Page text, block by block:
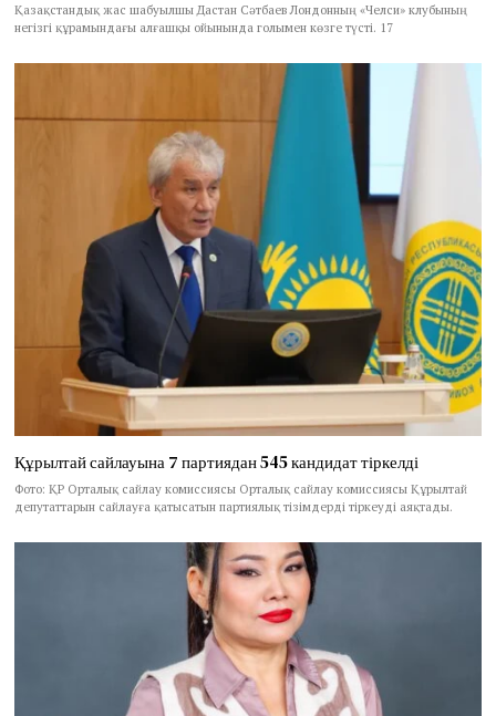
Қазақстандық жас шабуылшы Дастан Сәтбаев Лондонның «Челси» клубының
негізгі құрамындағы алғашқы ойынында голымен көзге түсті. 17
Құрылтай сайлауына 7 партиядан 545 кандидат тіркелді
Фото: ҚР Орталық сайлау комиссиясы Орталық сайлау комиссиясы Құрылтай
депутаттарын сайлауға қатысатын партиялық тізімдерді тіркеуді аяқтады.